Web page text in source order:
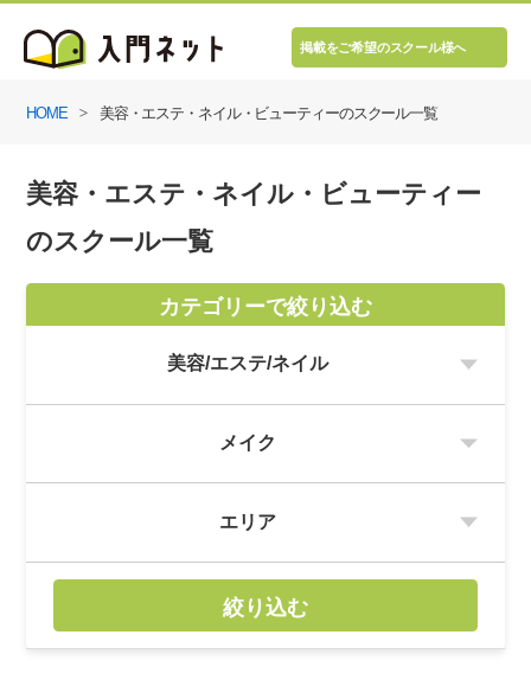
掲載をご希望のスクール様へ
HOME 美容・エステ・ネイル・ビューティーのスクール一覧
美容・エステ・ネイル・ビューティー
のスクール一覧
カテゴリーで絞り込む
絞り込む